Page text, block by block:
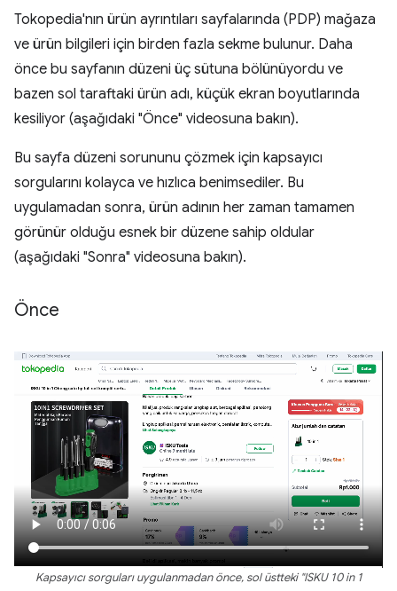
Tokopedia'nın ürün ayrıntıları sayfalarında (PDP) mağaza
ve ürün bilgileri için birden fazla sekme bulunur. Daha
önce bu sayfanın düzeni üç sütuna bölünüyordu ve
bazen sol taraftaki ürün adı, küçük ekran boyutlarında
kesiliyor (aşağıdaki "Önce" videosuna bakın).
Bu sayfa düzeni sorununu çözmek için kapsayıcı
sorgularını kolayca ve hızlıca benimsediler. Bu
uygulamadan sonra, ürün adının her zaman tamamen
görünür olduğu esnek bir düzene sahip oldular
(aşağıdaki "Sonra" videosuna bakın).
Önce
Kapsayıcı sorguları uygulanmadan önce, sol üstteki "ISKU 10 in 1